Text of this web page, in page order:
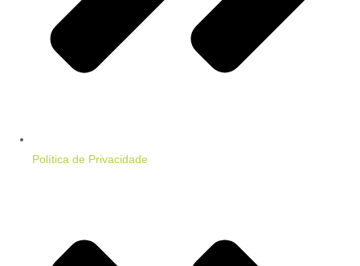
Política de Privacidade